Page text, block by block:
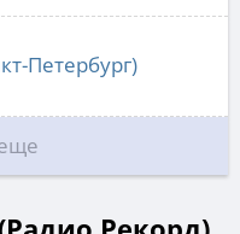
Петербург)